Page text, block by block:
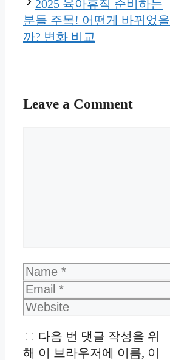
2025 육아휴직 준비하는
분들 주목! 어떤게 바뀌었을
까? 변화 비교
Leave a Comment
Name
Email
Website
다음 번 댓글 작성을 위
해 이 브라우저에 이름, 이